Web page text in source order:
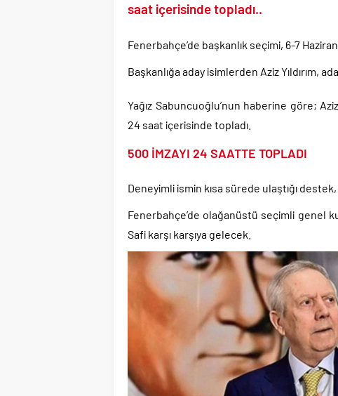
Etimesgut Belediye
Merkez Bankası’ndan
Taksicilerden darbe girişimi
saat içerisinde topladı..
Fenerbahçe’de başkanlık seçimi, 6-7
Başkanlığa aday isimlerden Aziz Yıldırım,
Yağız Sabuncuoğlu’nun haberine göre;
24 saat içerisinde topladı.
500 İMZAYI 24 SAATTE TOPLADI
Deneyimli ismin kısa sürede ulaştığı
Fenerbahçe’de olağanüstü seçimli genel
Safi karşı karşıya gelecek.